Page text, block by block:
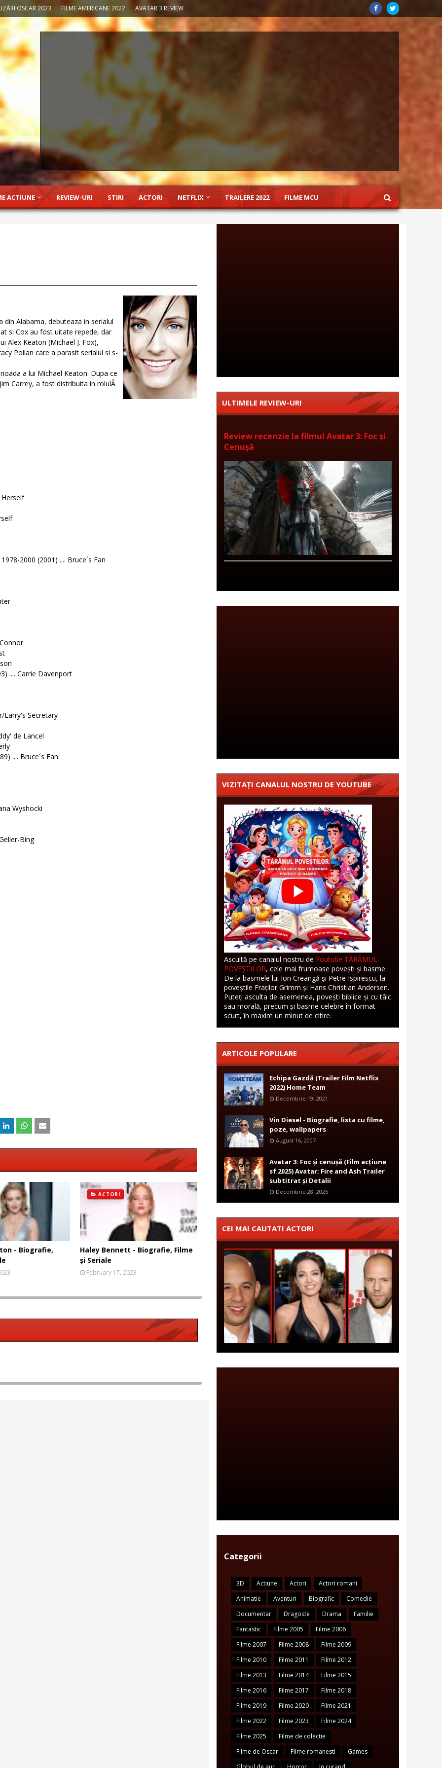
OSCAR 2023 FILME AMERICANE 2022 AVATAR 3 REVIEW
ACTIUNE REVIEW-URI STIRI ACTORI NETFLIX TRAILERE 2022 FILME MCU
din Alabama, debuteaza in serialul
si Cox au fost uitate repede, dar
Alex Keaton (Michael J. Fox),
Pollan care a parasit serialul si s-
a lui Michael Keaton. Dupa ce
Carrey, a fost distribuita in rolulÂ
2000 (2001) .... Bruce´s Fan
.... Carrie Davenport
Larry's Secretary
de Lancel
.... Bruce´s Fan
Wyshocki
Bing
- Biografie,
ACTORI
Haley Bennett - Biografie, Filme
și Seriale
February 17, 2023
ULTIMELE REVIEW-URI
Review recenzie la filmul Avatar 3: Foc și
Cenușă
VIZITAȚI CANALUL NOSTRU DE YOUTUBE
Ascultă pe canalul nostru de Youtube TĂRÂMUL
POVEȘTILOR, cele mai frumoase povești și basme.
De la basmele lui Ion Creangă și Petre Ispirescu, la
poveștile Fraților Grimm și Hans Christian Andersen.
Puteți asculta de asemenea, povești biblice și cu tâlc
sau morală, precum și basme celebre în format
scurt, în maxim un minut de citire.
ARTICOLE POPULARE
Echipa Gazdă (Trailer Film Netflix
2022) Home Team
Decembrie 19, 2021
Vin Diesel - Biografie, lista cu filme,
poze, wallpapers
August 16, 2007
Avatar 3: Foc și cenușă (Film acțiune
sf 2025) Avatar: Fire and Ash Trailer
subtitrat și Detalii
Decembrie 28, 2025
CEI MAI CAUTATI ACTORI
Categorii
3D Actiune Actori
Actori romani
Animatie
Aventuri Biografic
Comedie
Documentar
Dragoste Drama
Familie
Fantastic
Filme 2005
Filme 2006
Filme 2007
Filme 2008
Filme 2009
Filme 2010
Filme 2011
Filme 2012
Filme 2013
Filme 2014
Filme 2015
Filme 2016
Filme 2017
Filme 2018
Filme 2019
Filme 2020
Filme 2021
Filme 2022
Filme 2023
Filme 2024
Filme 2025
Filme de colectie
Filme de Oscar
Filme romanesti
Games